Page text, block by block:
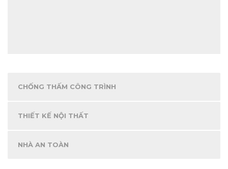
CHỐNG THẤM CÔNG TRÌNH
THIẾT KẾ NỘI THẤT
NHÀ AN TOÀN